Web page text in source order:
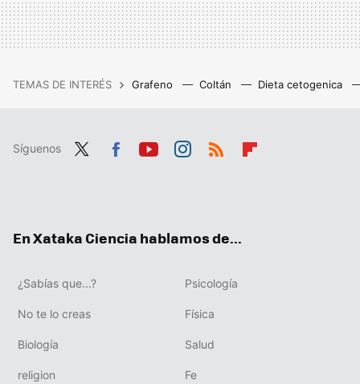
TEMAS DE INTERÉS Grafeno Coltán Dieta cetogenica
Síguenos
En Xataka Ciencia hablamos de...
¿Sabías que...? Psicología
No te lo creas Física
Biología Salud
religion Fe